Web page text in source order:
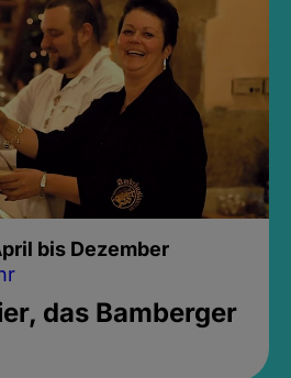
bis Dezember
das Bamberger